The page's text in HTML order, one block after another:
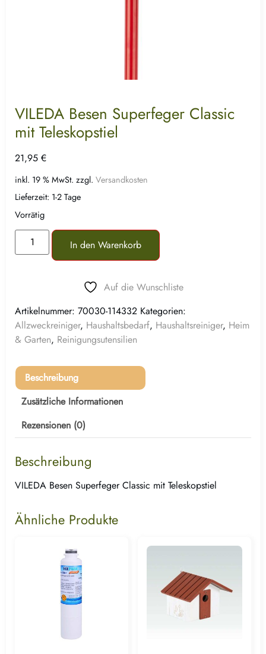
VILEDA Besen Superfeger Classic
mit Teleskopstiel
21,95 €
inkl. 19 % MwSt. zzgl. Versandkosten
Lieferzeit: 1-2 Tage
Vorrätig
In den Warenkorb
Auf die Wunschliste
Artikelnummer: 70030-114332 Kategorien:
Allzweckreiniger, Haushaltsbedarf, Haushaltsreiniger, Heim
& Garten, Reinigungsutensilien
Beschreibung
Zusätzliche Informationen
Rezensionen (0)
Beschreibung
VILEDA Besen Superfeger Classic mit Teleskopstiel
Ähnliche Produkte